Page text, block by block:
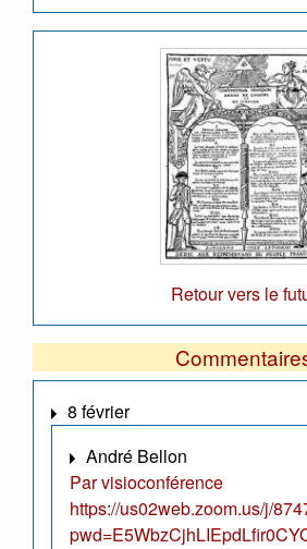
Retour vers le
8 février
André Bellon
Par visioconférence
https://us02web.zoom.us/j/